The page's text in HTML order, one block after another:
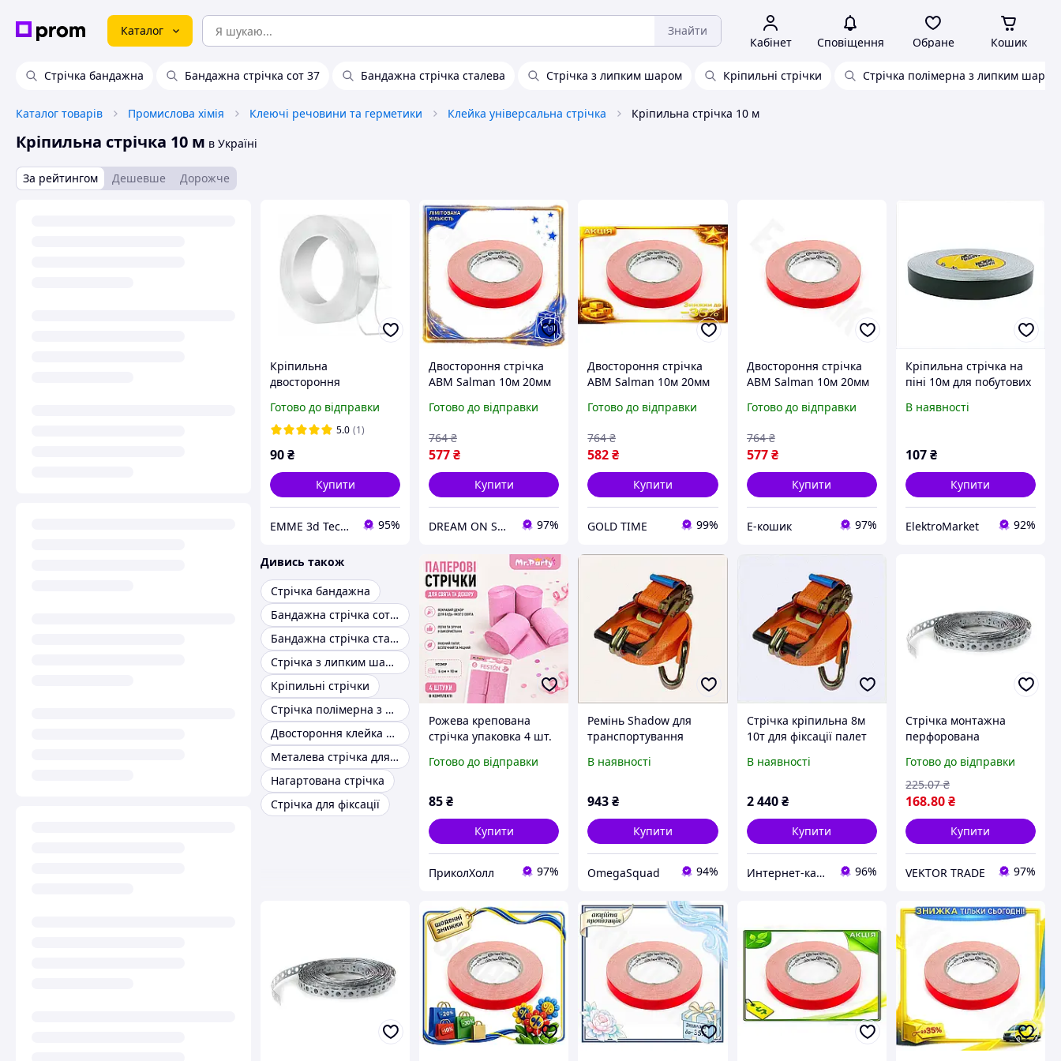
Каталог Знайти
Кабінет Сповіщення Обране Кошик
Стрічка бандажна Бандажна стрічка сот 37 Бандажна стрічка сталева Стрічка з липким шаром Кріпильні стрічки Стрічка полімерна з липким шаром
Каталог товарів Промислова хімія Клеючі речовини та герметики Клейка універсальна стрічка Кріпильна стрічка 10 м
Кріпильна стрічка 10 м в Україні
За рейтингом Дешевше Дорожче
Кріпильна
двостороння
багаторазового
використання 10 мм х 5
Готово до відправки
5.0 (1)
90₴
Купити
EMME 3d Technology 95%
Двостороння стрічка
ABM Salman 10м 20мм
універсальна
монтажу DM-11
Готово до відправки
577₴
764 ₴
Купити
DREAM ON SHOP 97%
Двостороння стрічка
ABM Salman 10м 20мм
універсальна
монтажу GL-55
Готово до відправки
582₴
764 ₴
Купити
GOLD TIME 99%
Двостороння стрічка
ABM Salman 10м 20мм
універсальна
монтажу EK-77
Готово до відправки
577 ₴
764 ₴
Купити
Е-кошик 97%
Кріпильна стрічка на
піні 10м для побутових
В наявності
107₴
Купити
ElektroMarket 92%
Дивись також
Стрічка бандажна
Бандажна стрічка сот 37
Бандажна стрічка сталева
Стрічка з липким шаром
Кріпильні стрічки
Стрічка полімерна з липким шаром
Двостороння клейка стрічка сильної фіксації
Металева стрічка для кріплення
Нагартована стрічка
Стрічка для фіксації
Рожева крепована
стрічка упаковка 4 шт.
кріпе для оформлення
Готово до відправки
85₴
Купити
ПриколХолл 97%
Ремінь Shadow для
транспортування
В наявності
943₴
Купити
OmegaSquad 94%
Стрічка кріпильна 8м
10т для фіксації палет
В наявності
2 440 ₴
Купити
Интернет-кат​алог ск​​ид​​​ок "TRIVIA" 96%
Стрічка монтажна
перфорована
Готово до відправки
168.80₴
225.07 ₴
Купити
VEKTOR TRADE 97%